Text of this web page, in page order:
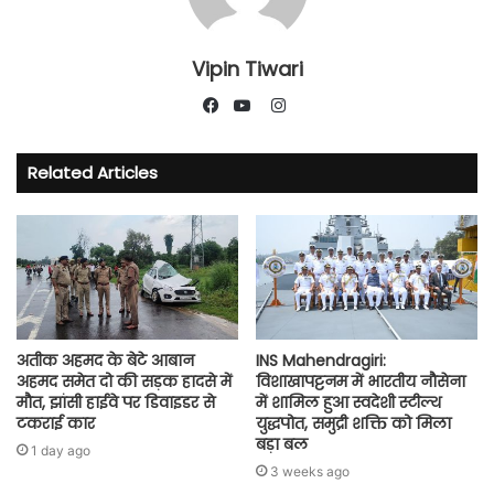
Vipin Tiwari
Instagram
Related Articles
अतीक अहमद के बेटे आबान
अहमद समेत दो की सड़क हादसे में
मौत, झांसी हाईवे पर डिवाइडर से
टकराई कार
1 day ago
INS Mahendragiri:
विशाखापट्टनम में भारतीय नौसेना
में शामिल हुआ स्वदेशी स्टील्थ
युद्धपोत, समुद्री शक्ति को मिला
बड़ा बल
3 weeks ago